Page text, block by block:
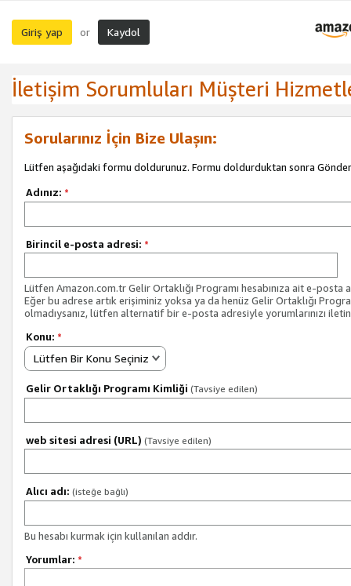
Giriş yap or Kaydol
İletişim Sorumluları Müşteri
Sorularınız İçin Bize Ulaşın:
Lütfen aşağıdaki formu doldurunuz. Formu doldurduktan sonra Gönder
Adınız: *
Birincil e-posta adresi: *
Lütfen Amazon.com.tr Gelir Ortaklığı Programı hesabınıza ait e-posta
Eğer bu adrese artık erişiminiz yoksa ya da henüz Gelir Ortaklığı
olmadıysanız, lütfen alternatif bir e-posta adresiyle yorumlarınızı
Konu: *
Lütfen Bir Konu Seçiniz
Gelir Ortaklığı Programı Kimliği (Tavsiye edilen)
web sitesi adresi (URL) (Tavsiye edilen)
Alıcı adı: (isteğe bağlı)
Bu hesabı kurmak için kullanılan addır.
Yorumlar: *